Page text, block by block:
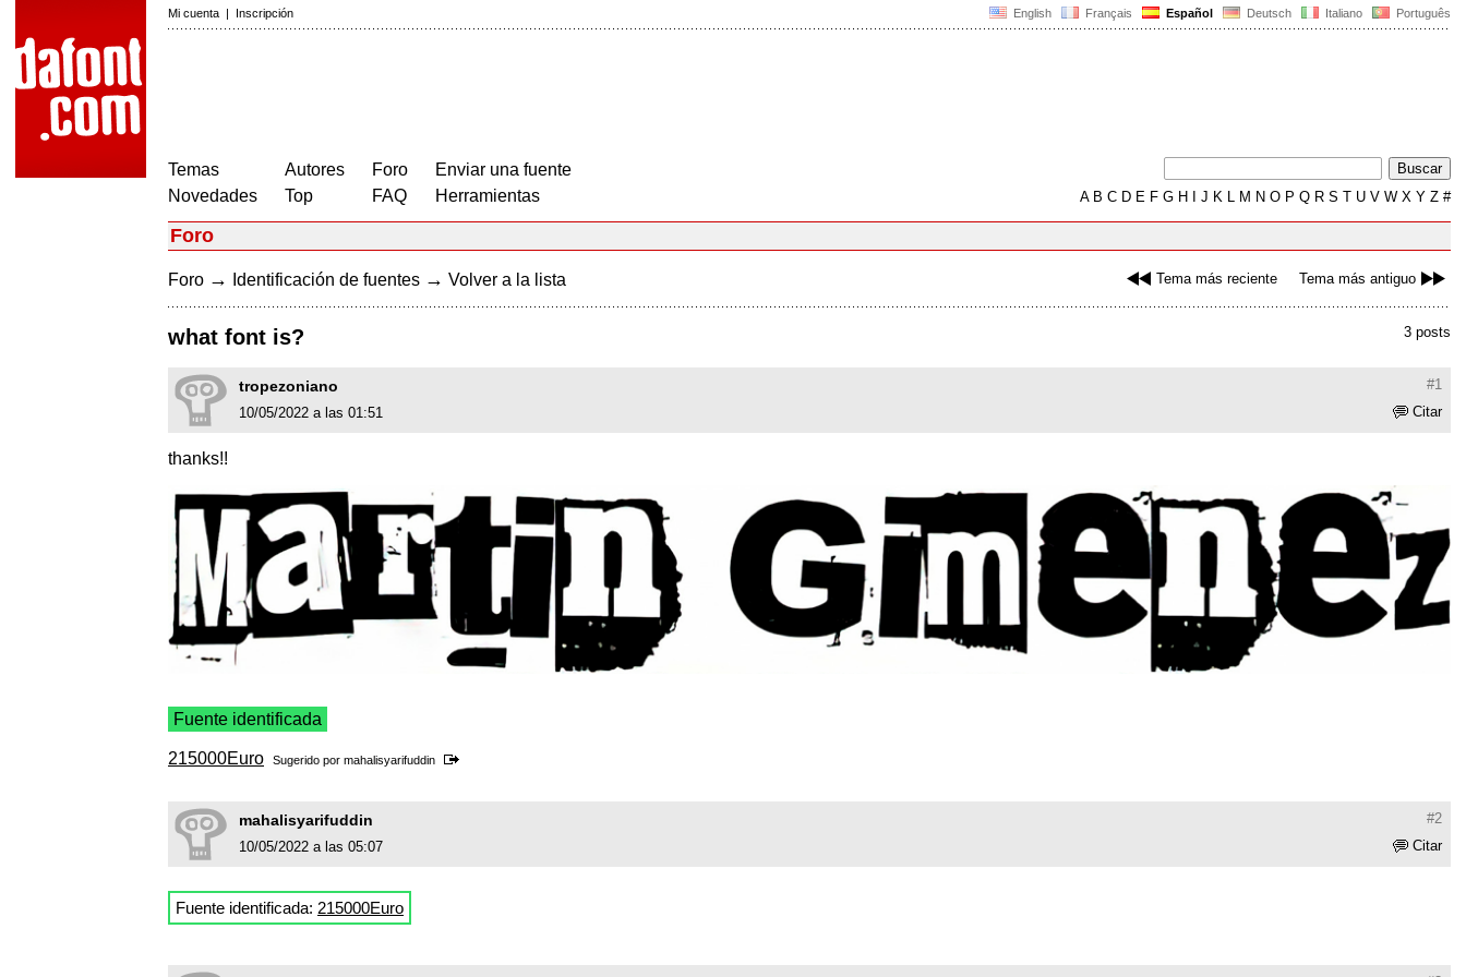
English Français Español Deutsch Italiano Português
Mi cuenta | Inscripción
Temas
Novedades
Autores
Top
Foro
FAQ
Enviar una fuente
Herramientas
AB C D E F G H J K L M N O P Q R S T U V W X Y Z #
Foro
Tema más reciente Tema más antiguo
Foro → Identificación de fuentes → Volver a la lista
3 posts
what font is?
#1
tropezoniano
Citar
10/05/2022 a las 01:51
thanks!!
Fuente identificada
215000Euro Sugerido por mahalisyarifuddin
#2
mahalisyarifuddin
Citar
10/05/2022 a las 05:07
Fuente identificada: 215000Euro